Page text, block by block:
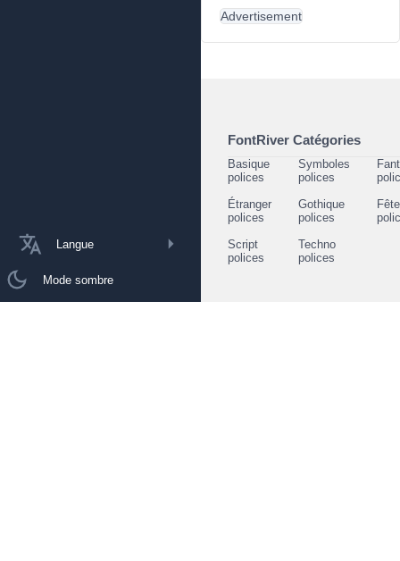
Langue
Mode sombre
Advertisement
FontRiver Catégories
Basique
polices
Symboles
polices
Étranger
polices
Gothique
polices
Script
polices
Techno
polices